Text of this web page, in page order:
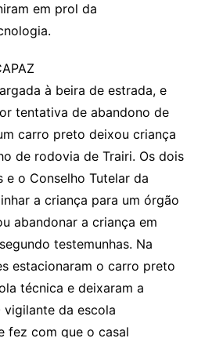
em prol da
à beira de estrada, e
tentativa de abandono de
carro preto deixou criança
de rodovia de Trairi. Os dois
o Conselho Tutelar da
a criança para um órgão
abandonar a criança em
testemunhas. Na
estacionaram o carro preto
técnica e deixaram a
vigilante da escola
fez com que o casal